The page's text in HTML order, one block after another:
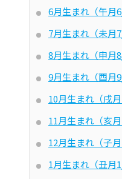
6月生まれ（午
7月生まれ（未
8月生まれ（申
9月生まれ（酉
10月生まれ（戌
11月生まれ（亥
12月生まれ（
1月生まれ（丑